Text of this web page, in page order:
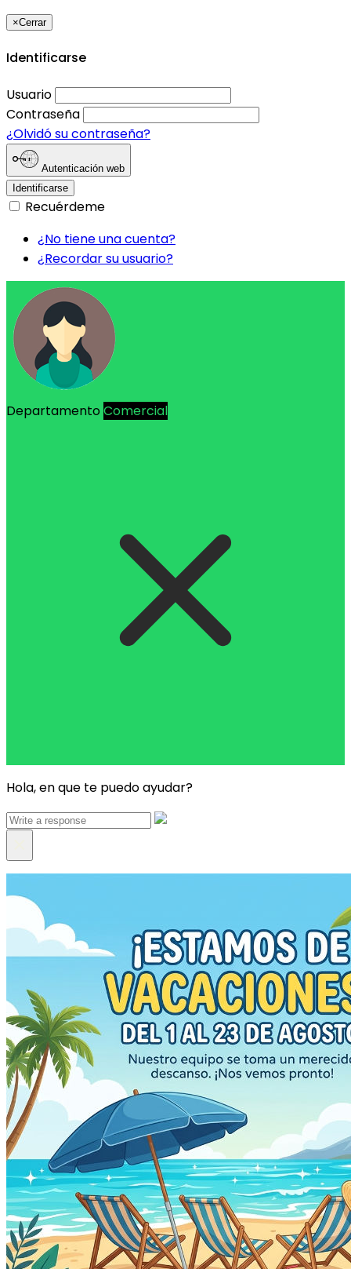
×Cerrar
Identificarse
Usuario
Contraseña
¿Olvidó su contraseña?
Autenticación web
Identificarse
Recuérdeme
¿No tiene una cuenta?
¿Recordar su usuario?
DepartamentoComercial
Hola, en que te puedo ayudar?